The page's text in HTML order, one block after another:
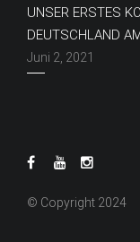
UNSER ERSTES
DEUTSCHLAND
Juni 2, 2021
© Copyright 2024